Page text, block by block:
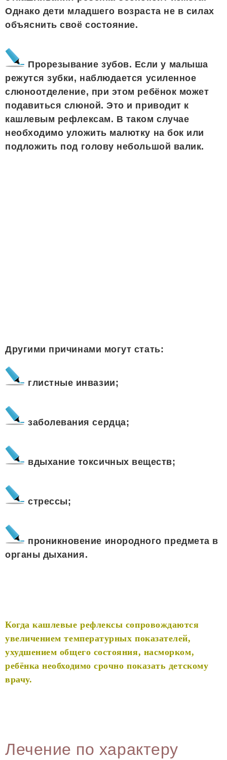
Однако дети младшего возраста не в силах
объяснить своё состояние.
Прорезывание зубов. Если у малыша
режутся зубки, наблюдается усиленное
слюноотделение, при этом ребёнок может
подавиться слюной. Это и приводит к
кашлевым рефлексам. В таком случае
необходимо уложить малютку на бок или
подложить под голову небольшой валик.
Другими причинами могут стать:
глистные инвазии;
заболевания сердца;
вдыхание токсичных веществ;
стрессы;
проникновение инородного предмета в
органы дыхания.
Когда кашлевые рефлексы сопровождаются
увеличением температурных показателей,
ухудшением общего состояния, насморком,
ребёнка необходимо срочно показать детскому
врачу.
Лечение по характеру